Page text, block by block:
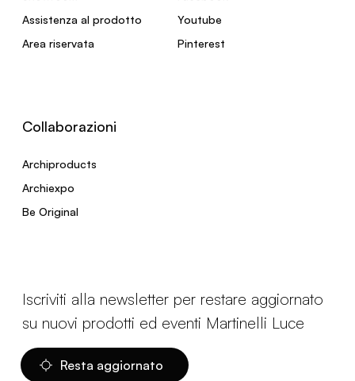
Assistenza al prodotto
Area riservata
Youtube
Pinterest
Collaborazioni
Archiproducts
Archiexpo
Be Original
Iscriviti alla newsletter per restare aggiornato
su nuovi prodotti ed eventi Martinelli Luce
Resta aggiornato